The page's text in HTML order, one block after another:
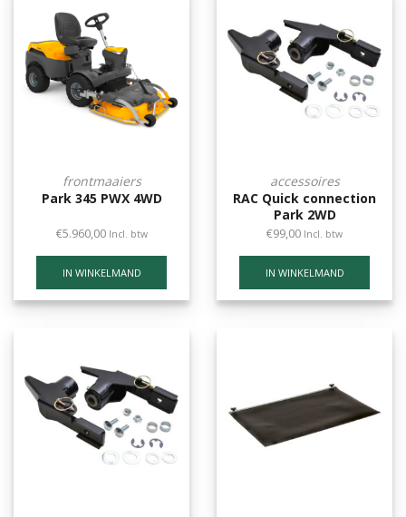
frontmaaiers
Park 345 PWX 4WD
€5.960,00 Incl. btw
IN WINKELMAND
accessoires
RAC Quick connection
Park 2WD
€99,00 Incl. btw
IN WINKELMAND